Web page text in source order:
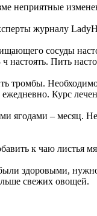
неприятные
журналу
сосуды
настоять. Пить
тромбы.
Курс
ягодами – месяц.
к чаю листья
здоровыми,
свежих овощей.